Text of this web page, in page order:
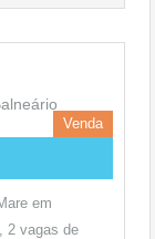
Venda
em
2 vagas de